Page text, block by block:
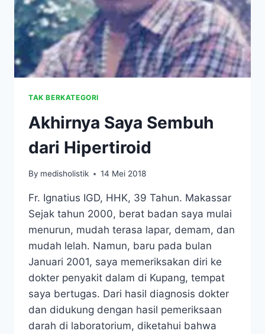
TAK BERKATEGORI
Akhirnya Saya Sembuh
dari Hipertiroid
By medisholistik 14 Mei 2018
Fr. Ignatius IGD, HHK, 39 Tahun. Makassar
Sejak tahun 2000, berat badan saya mulai
menurun, mudah terasa lapar, demam, dan
mudah lelah. Namun, baru pada bulan
Januari 2001, saya memeriksakan diri ke
dokter penyakit dalam di Kupang, tempat
saya bertugas. Dari hasil diagnosis dokter
dan didukung dengan hasil pemeriksaan
darah di laboratorium, diketahui bahwa